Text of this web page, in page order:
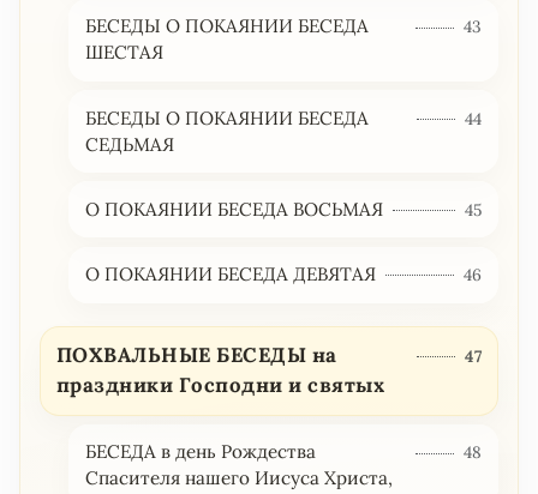
БЕСЕДЫ О ПОКАЯНИИ БЕСЕДА
ШЕСТАЯ
43
БЕСЕДЫ О ПОКАЯНИИ БЕСЕДА
СЕДЬМАЯ
44
О ПОКАЯНИИ БЕСЕДА ВОСЬМАЯ 45
О ПОКАЯНИИ БЕСЕДА ДЕВЯТАЯ 46
ПОХВАЛЬНЫЕ БЕСЕДЫ на
праздники Господни и святых
47
БЕСЕДА в день Рождества
Спасителя нашего Иисуса Христа,
48